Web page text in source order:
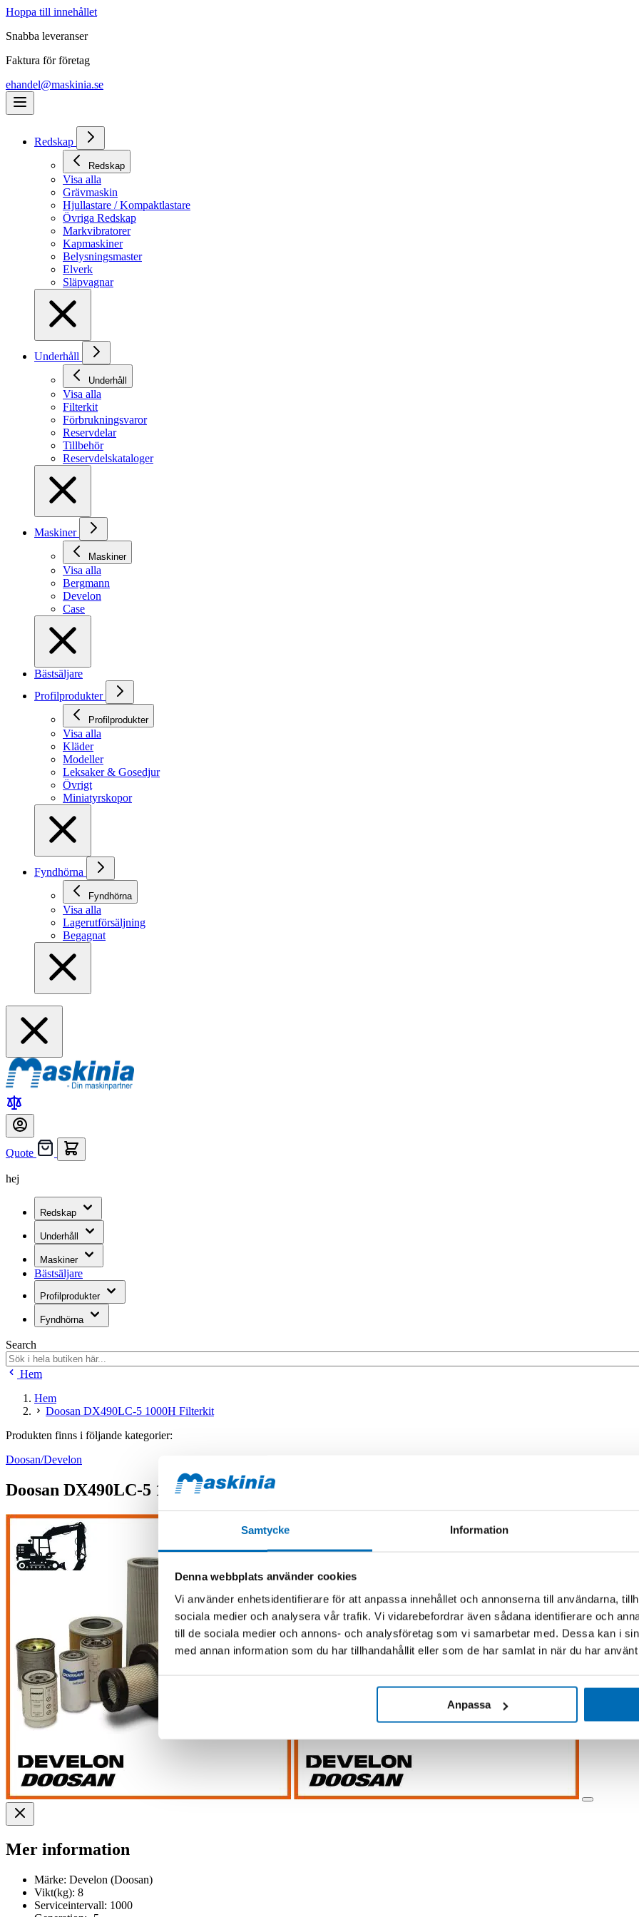
Samtycke Information
Denna webbplats använder cookies
Vi använder enhetsidentifierare för att anpassa innehållet och annonserna till användarna,
sociala medier och analysera vår trafik. Vi vidarebefordrar även sådana identifierare och
till de sociala medier och annons- och analysföretag som vi samarbetar med. Dessa kan i
med annan information som du har tillhandahållit eller som de har samlat in när du har
Anpassa
Hoppa till innehållet
Snabba leveranser
Faktura för företag
ehandel@maskinia.se
Redskap
Redskap
Visa alla
Grävmaskin
Hjullastare / Kompaktlastare
Övriga Redskap
Markvibratorer
Kapmaskiner
Belysningsmaster
Elverk
Släpvagnar
Underhåll
Underhåll
Visa alla
Filterkit
Förbrukningsvaror
Reservdelar
Tillbehör
Reservdelskataloger
Maskiner
Maskiner
Visa alla
Bergmann
Develon
Case
Bästsäljare
Profilprodukter
Profilprodukter
Visa alla
Kläder
Modeller
Leksaker & Gosedjur
Övrigt
Miniatyrskopor
Fyndhörna
Fyndhörna
Visa alla
Lagerutförsäljning
Begagnat
Quote
hej
Redskap
Underhåll
Maskiner
Bästsäljare
Profilprodukter
Fyndhörna
Search
Hem
Hem
Doosan DX490LC-5 1000H Filterkit
Produkten finns i följande kategorier:
Doosan/Develon
Doosan DX490LC-5 1000H Filterkit
Mer information
Märke: Develon (Doosan)
Vikt(kg): 8
Serviceintervall: 1000